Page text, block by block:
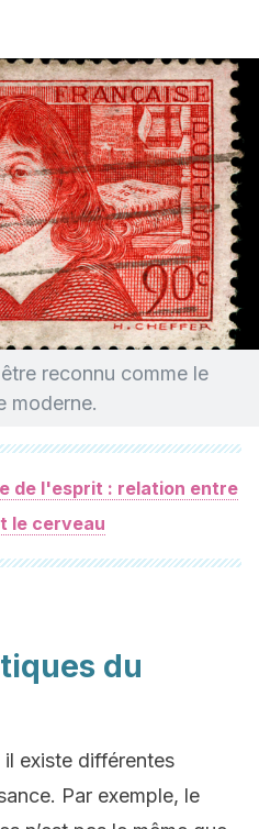
reconnu comme le
moderne.
de l'esprit : relation entre
le cerveau
du
existe différentes
Par exemple, le